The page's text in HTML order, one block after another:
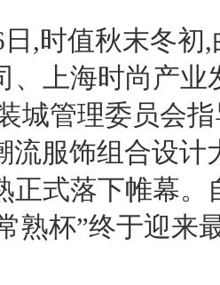
日,时值秋末冬初
、上海时尚产业
城管理委员会
流服饰组合设计
正式落下帷幕。
熟杯”终于迎来